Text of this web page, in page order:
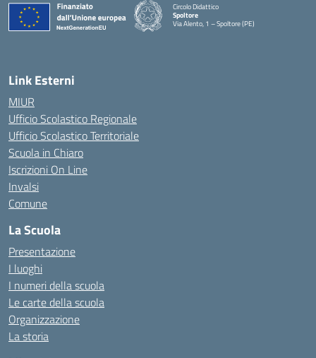
Circolo Didattico
Spoltore
Via Alento, 1 – Spoltore (PE)
Link Esterni
MIUR
Ufficio Scolastico Regionale
Ufficio Scolastico Territoriale
Scuola in Chiaro
Iscrizioni On Line
Invalsi
Comune
La Scuola
Presentazione
I luoghi
I numeri della scuola
Le carte della scuola
Organizzazione
La storia